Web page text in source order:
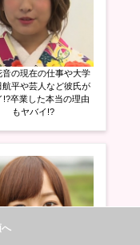
音の現在の仕事や大学
航平や芸人など彼氏が
!?卒業した本当の理由
もヤバイ!?